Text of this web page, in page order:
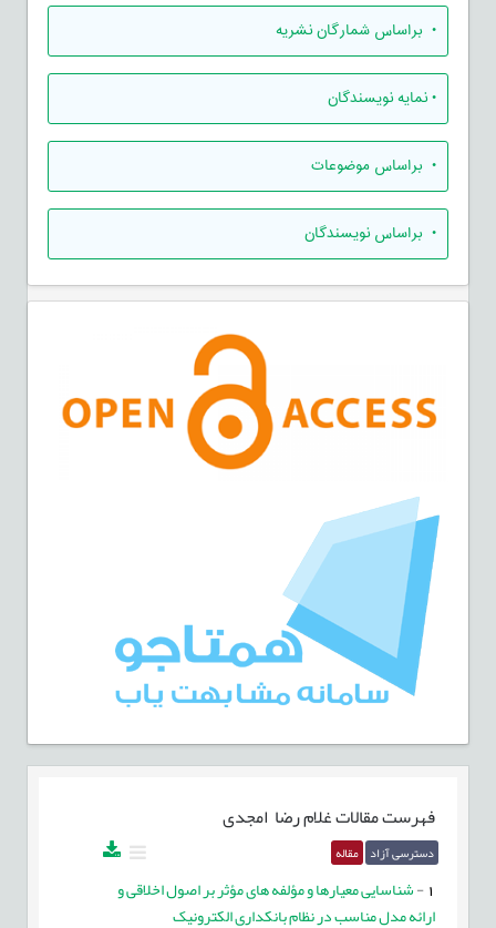
• براساس شمارگان نشریه
•نمایه نویسندگان
• براساس موضوعات
• براساس نویسندگان
فهرست مقالاتغلام رضا امجدی
دسترسی آزاد مقاله
-شناسایی معیارها و مؤلفه های مؤثر بر اصول اخلاقی و
ارائه مدل مناسب در نظام بانکداری الکترونیک